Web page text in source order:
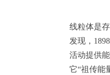
线粒体是
发现，
活动提供
它“祖传能